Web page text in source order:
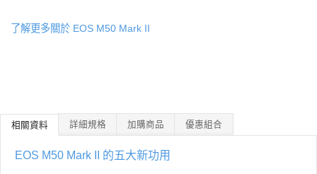
了解更多關於 EOS M50 Mark II
相關資料 詳細規格 加購商品 優惠組合
EOS M50 Mark II 的五大新功用